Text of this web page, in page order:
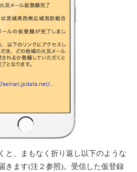
と、まもなく折り返し以下のような
きます(注２参照)。受信した仮登録